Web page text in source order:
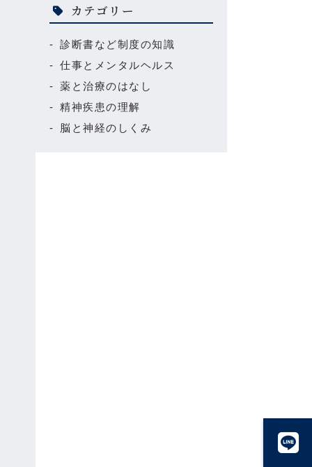
カテゴリー
診断書など制度の知識
仕事とメンタルヘルス
薬と治療のはなし
精神疾患の理解
脳と神経のしくみ